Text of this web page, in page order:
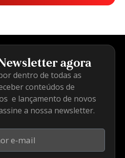
agora
dentro de todas as
conteúdos de
e lançamento de novos
a nossa newsletter.